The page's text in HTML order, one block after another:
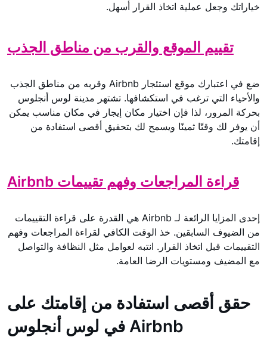
خياراتك وجعل عملية اتخاذ القرار أسهل.
تقييم الموقع والقرب من مناطق الجذب
ضع في اعتبارك موقع استئجار Airbnb وقربه من مناطق الجذب
والأحياء التي ترغب في استكشافها. تشتهر مدينة لوس أنجلوس
بحركة المرور، لذا فإن اختيار مكان إيجار في مكان مناسب يمكن
أن يوفر لك وقتًا ثمينًا ويسمح لك بتحقيق أقصى استفادة من
إقامتك.
قراءة المراجعات وفهم تقييمات Airbnb
إحدى المزايا الرائعة لـ Airbnb هي القدرة على قراءة التقييمات
من الضيوف السابقين. خذ الوقت الكافي لقراءة المراجعات وفهم
التقييمات قبل اتخاذ القرار. انتبه لعوامل مثل النظافة والتواصل
مع المضيف ومستويات الرضا العامة.
حقق أقصى استفادة من إقامتك على
Airbnb في لوس أنجلوس